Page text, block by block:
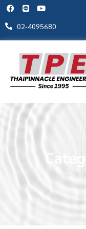
02-4095680
Home